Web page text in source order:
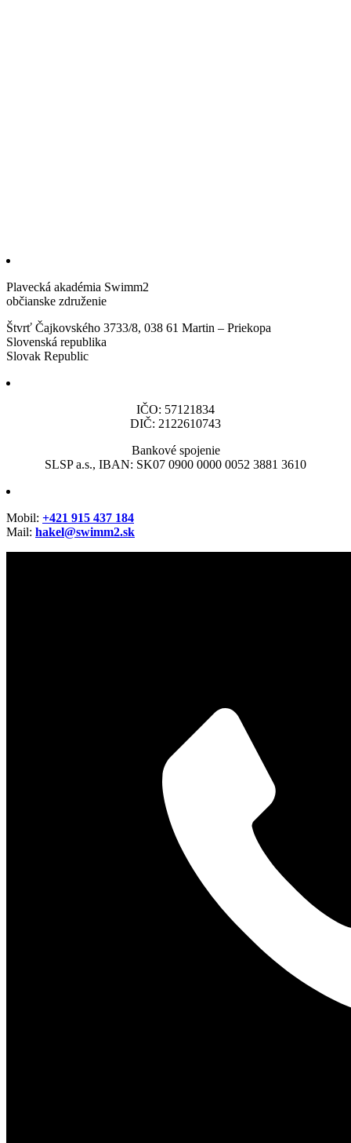
Plavecká akadémia Swimm2
občianske združenie
Štvrť Čajkovského 3733/8, 038 61 Martin – Priekopa
Slovenská republika
Slovak Republic
IČO: 57121834
DIČ: 2122610743
Bankové spojenie
SLSP a.s., IBAN: SK07 0900 0000 0052 3881 3610
Mobil: +421 915 437 184
Mail: hakel@swimm2.sk